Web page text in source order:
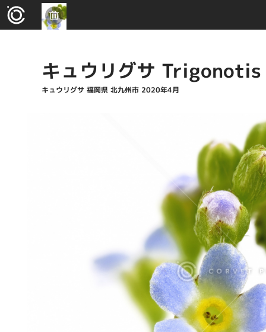
キュウリグサ
キュウリグサ 福岡県 北九州市 2020年4月